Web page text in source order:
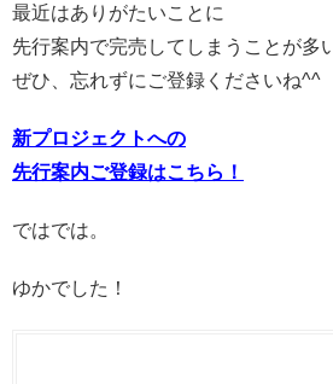
最近はありがたいことに
先行案内で完売してしまうことが多
ぜひ、忘れずにご登録くださいね^^
新プロジェクトへの
先行案内ご登録はこちら！
ではでは。
ゆかでした！